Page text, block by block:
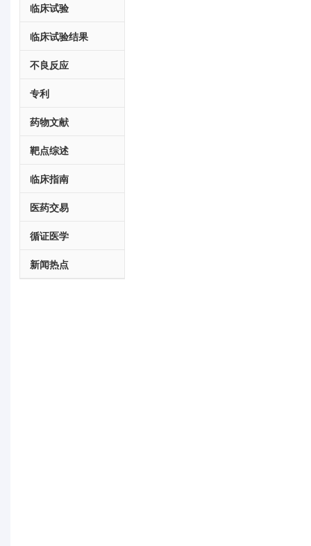
临床试验
临床试验结果
不良反应
专利
药物文献
靶点综述
临床指南
医药交易
循证医学
新闻热点